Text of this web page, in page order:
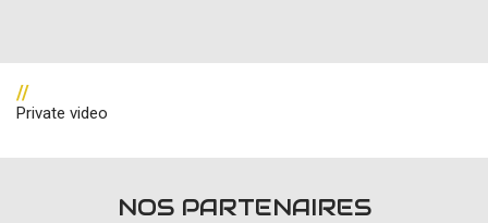
//
Private video
NOS PARTENAIRES